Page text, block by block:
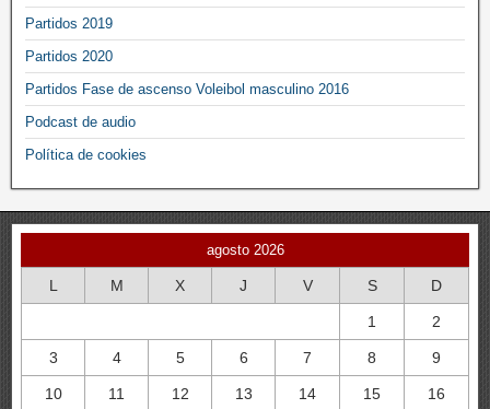
Partidos 2019
Partidos 2020
Partidos Fase de ascenso Voleibol masculino 2016
Podcast de audio
Política de cookies
agosto 2026
L M X J V S D
1 2
3 4 5 6 7 8 9
10 11 12 13 14 15 16